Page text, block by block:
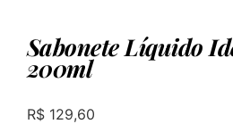
Sabonete Líquido
200ml
R$129,60